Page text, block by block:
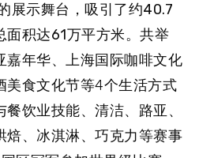
展示舞台，吸引了约40.7
面积达61万平方米。共举
嘉年华、上海国际咖啡文化
美食文化节等4个生活方式
饮业技能、清洁、路亚、
焙、冰淇淋、巧克力等赛事